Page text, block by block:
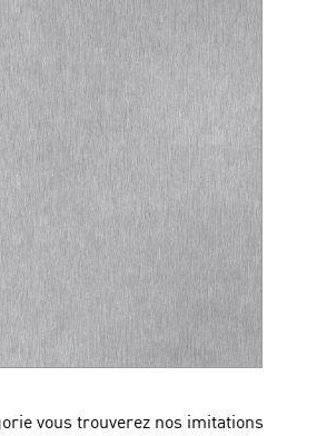
vous trouverez nos imitations